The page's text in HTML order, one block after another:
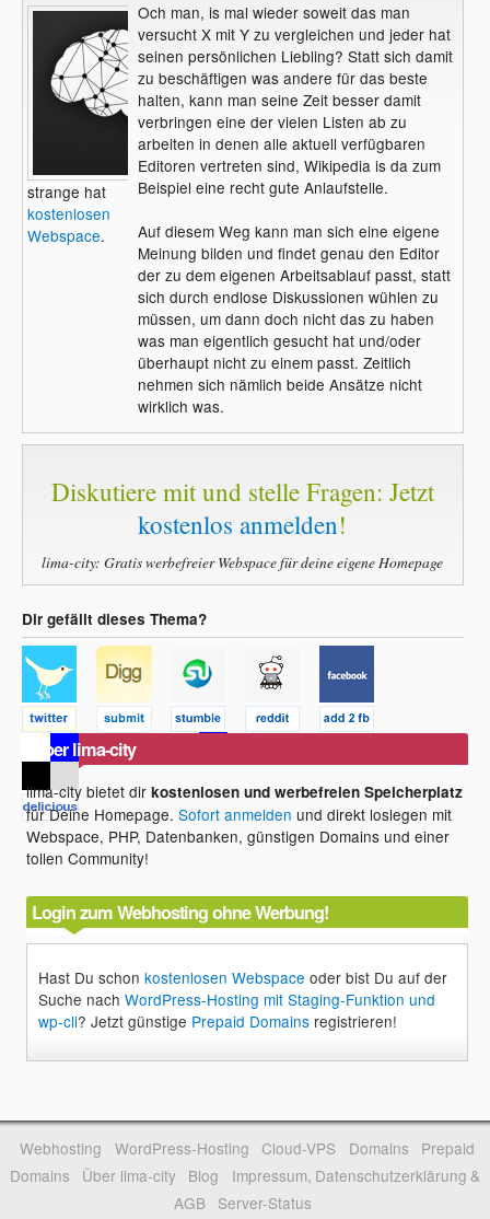
strange hat
kostenlosen
Webspace.
Och man, is mal wieder soweit das man
versucht X mit Y zu vergleichen und jeder hat
seinen persönlichen Liebling? Statt sich damit
zu beschäftigen was andere für das beste
halten, kann man seine Zeit besser damit
verbringen eine der vielen Listen ab zu
arbeiten in denen alle aktuell verfügbaren
Editoren vertreten sind, Wikipedia is da zum
Beispiel eine recht gute Anlaufstelle.
Auf diesem Weg kann man sich eine eigene
Meinung bilden und findet genau den Editor
der zu dem eigenen Arbeitsablauf passt, statt
sich durch endlose Diskussionen wühlen zu
müssen, um dann doch nicht das zu haben
was man eigentlich gesucht hat und/oder
überhaupt nicht zu einem passt. Zeitlich
nehmen sich nämlich beide Ansätze nicht
wirklich was.
Diskutiere mit und stelle Fragen: Jetzt
kostenlos anmelden!
lima-city: Gratis werbefreier Webspace für deine eigene Homepage
Dir gefällt dieses Thema?
Über lima-city
lima-city bietet dirkostenlosen und werbefreien Speicherplatz
für Deine Homepage.Sofort anmelden und direkt loslegen mit
Webspace, PHP, Datenbanken, günstigen Domains und einer
tollen Community!
Login zum Webhosting ohne Werbung!
Hast Du schonkostenlosen Webspace oder bist Du auf der
Suche nachWordPress-Hosting mit Staging-Funktion und
wp-cli? Jetzt günstige Prepaid Domains registrieren!
Webhosting WordPress-Hosting Cloud-VPS Domains
Prepaid
Domains
Über lima-city Blog
Impressum, Datenschutzerklärung &
AGB
Server-Status